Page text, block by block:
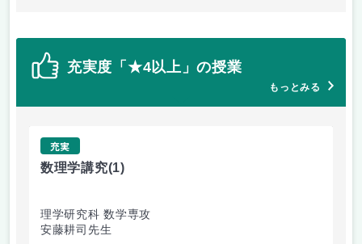
充実度「★4以上」の授業
もっとみる
充実
数理学講究(1)
理学研究科 数学専攻
安藤耕司先生